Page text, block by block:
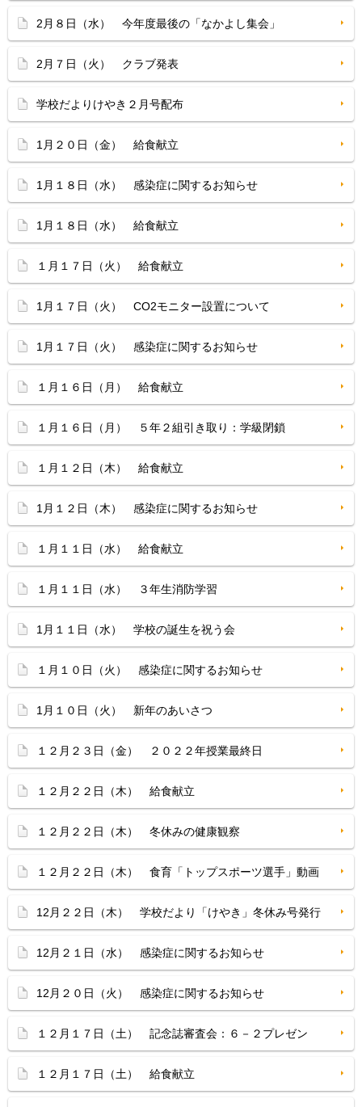
2月８日（水） 今年度最後の「なかよし集会」
2月７日（火） クラブ発表
学校だよりけやき２月号配布
1月２０日（金） 給食献立
1月１８日（水） 感染症に関するお知らせ
1月１８日（水） 給食献立
１月１７日（火） 給食献立
1月１７日（火） CO2モニター設置について
1月１７日（火） 感染症に関するお知らせ
１月１６日（月） 給食献立
１月１６日（月） ５年２組引き取り：学級閉鎖
１月１２日（木） 給食献立
1月１２日（木） 感染症に関するお知らせ
１月１１日（水） 給食献立
１月１１日（水） ３年生消防学習
1月１１日（水） 学校の誕生を祝う会
１月１０日（火） 感染症に関するお知らせ
1月１０日（火） 新年のあいさつ
１２月２３日（金） ２０２２年授業最終日
１２月２２日（木） 給食献立
１２月２２日（木） 冬休みの健康観察
１２月２２日（木） 食育「トップスポーツ選手」動画
12月２２日（木） 学校だより「けやき」冬休み号発行
12月２１日（水） 感染症に関するお知らせ
12月２０日（火） 感染症に関するお知らせ
１２月１７日（土） 記念誌審査会：６－２プレゼン
１２月１７日（土） 給食献立